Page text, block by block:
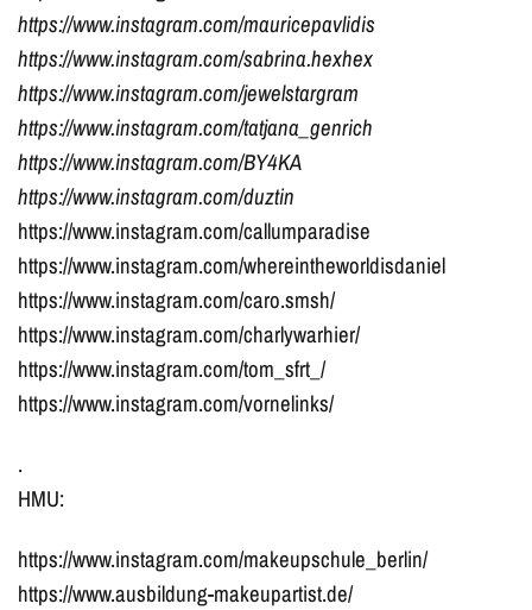
https://www.instagram.com/mauricepavlidis
https://www.instagram.com/sabrina.hexhex
https://www.instagram.com/jewelstargram
https://www.instagram.com/tatjana_genrich
https://www.instagram.com/BY4KA
https://www.instagram.com/duztin
https://www.instagram.com/callumparadise
https://www.instagram.com/whereintheworldisdaniel
https://www.instagram.com/caro.smsh/
https://www.instagram.com/charlywarhier/
https://www.instagram.com/tom_sfrt_/
https://www.instagram.com/vornelinks/
.
HMU:
https://www.instagram.com/makeupschule_berlin/
https://www.ausbildung-makeupartist.de/